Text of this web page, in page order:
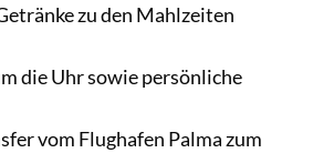
zu den Mahlzeiten
die Uhr sowie persönliche
vom Flughafen Palma zum